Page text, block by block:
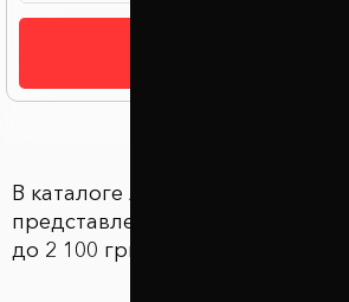
В каталоге Автобаферы в
представлены 16 товаров по
до 2 100 грн